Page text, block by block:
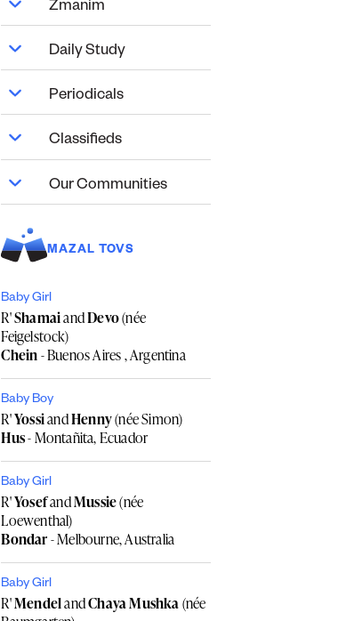
Zmanim
Daily Study
Periodicals
Classifieds
Our Communities
MAZAL TOVS
Baby Girl
R'ShamaiandDevo(née
Feigelstock)
Chein- Buenos Aires , Argentina
Baby Boy
R'YossiandHenny(née Simon)
Hus- Montañita, Ecuador
Baby Girl
R'YosefandMussie(née
Loewenthal)
Bondar- Melbourne, Australia
Baby Girl
R'MendelandChaya Mushka(née